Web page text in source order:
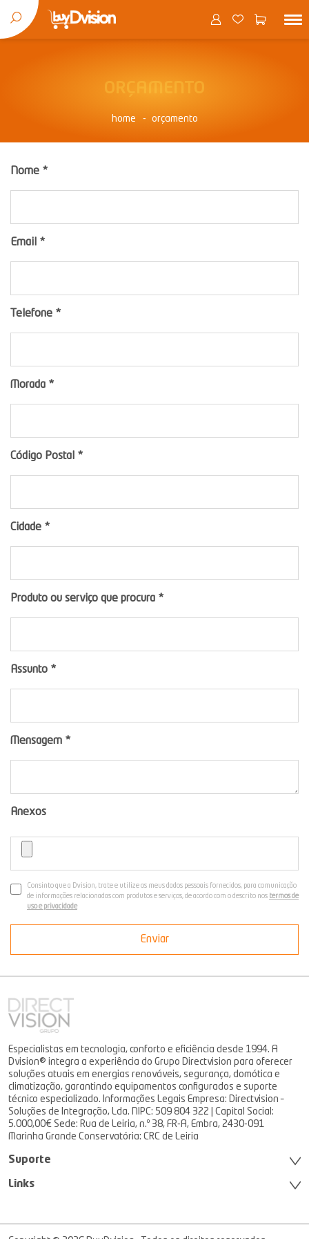
ORÇAMENTO
home orçamento
Nome *
Email *
Telefone *
Morada *
Código Postal *
Cidade *
Produto ou serviço que procura *
Assunto *
Mensagem *
Anexos
Consinto que a Dvision, trate e utilize os meus dados pessoais fornecidos, para comunicação
de informações relacionadas com produtos e serviços, de acordo com o descrito nos termos de
uso e privacidade
Enviar
Especialistas em tecnologia, conforto e eficiência desde 1994. A
Dvision® integra a experiência do Grupo Directvision para oferecer
soluções atuais em energias renováveis, segurança, domótica e
climatização, garantindo equipamentos configurados e suporte
técnico especializado. Informações Legais Empresa: Directvision –
Soluções de Integração, Lda. NIPC: 509 804 322 | Capital Social:
5.000,00€ Sede: Rua de Leiria, n.º 38, FR-A, Embra, 2430-091
Marinha Grande Conservatória: CRC de Leiria
Suporte
Links